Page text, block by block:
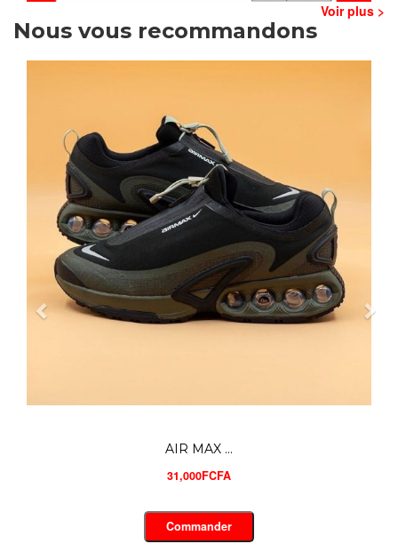
Voir plus >
Nous vous recommandons
UNDER AR...
28,000FCFA
Commander